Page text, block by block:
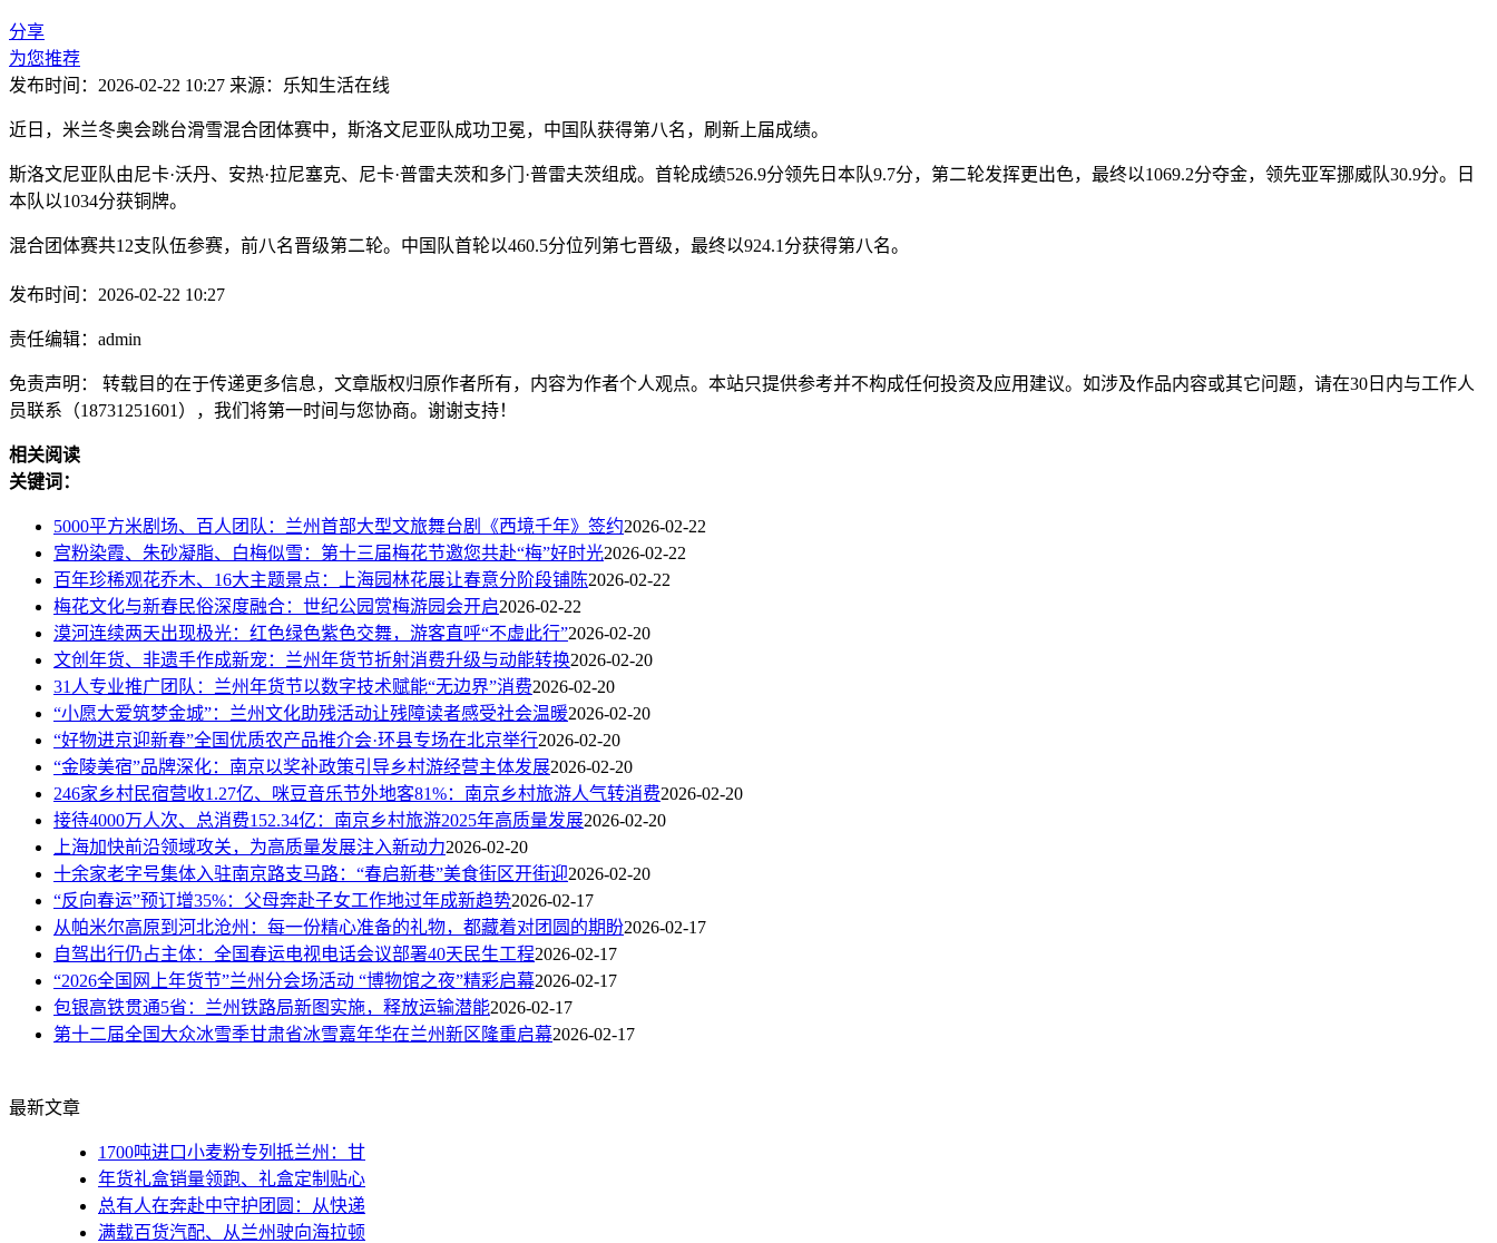
分享
为您推荐
发布时间：2026-02-22 10:27 来源：乐知生活在线
近日，米兰冬奥会跳台滑雪混合团体赛中，斯洛文尼亚队成功卫冕，中国队获得第八名，刷新上届成绩。
斯洛文尼亚队由尼卡·沃丹、安热·拉尼塞克、尼卡·普雷夫茨和多门·普雷夫茨组成。首轮成绩526.9分领先日本队9.7分，第二轮发挥更出色，最终以1069.2分夺金，领先亚军挪威队30.9分。日
本队以1034分获铜牌。
混合团体赛共12支队伍参赛，前八名晋级第二轮。中国队首轮以460.5分位列第七晋级，最终以924.1分获得第八名。
发布时间：2026-02-22 10:27
责任编辑：admin
免责声明： 转载目的在于传递更多信息，文章版权归原作者所有，内容为作者个人观点。本站只提供参考并不构成任何投资及应用建议。如涉及作品内容或其它问题，请在30日内与工作人
员联系（18731251601），我们将第一时间与您协商。谢谢支持！
相关阅读
关键词：
5000平方米剧场、百人团队：兰州首部大型文旅舞台剧《西境千年》签约2026-02-22
宫粉染霞、朱砂凝脂、白梅似雪：第十三届梅花节邀您共赴“梅”好时光2026-02-22
百年珍稀观花乔木、16大主题景点：上海园林花展让春意分阶段铺陈2026-02-22
梅花文化与新春民俗深度融合：世纪公园赏梅游园会开启2026-02-22
漠河连续两天出现极光：红色绿色紫色交舞，游客直呼“不虚此行”2026-02-20
文创年货、非遗手作成新宠：兰州年货节折射消费升级与动能转换2026-02-20
31人专业推广团队：兰州年货节以数字技术赋能“无边界”消费2026-02-20
“小愿大爱筑梦金城”：兰州文化助残活动让残障读者感受社会温暖2026-02-20
“好物进京迎新春”全国优质农产品推介会·环县专场在北京举行2026-02-20
“金陵美宿”品牌深化：南京以奖补政策引导乡村游经营主体发展2026-02-20
246家乡村民宿营收1.27亿、咪豆音乐节外地客81%：南京乡村旅游人气转消费2026-02-20
接待4000万人次、总消费152.34亿：南京乡村旅游2025年高质量发展2026-02-20
上海加快前沿领域攻关，为高质量发展注入新动力2026-02-20
十余家老字号集体入驻南京路支马路：“春启新巷”美食街区开街迎2026-02-20
“反向春运”预订增35%：父母奔赴子女工作地过年成新趋势2026-02-17
从帕米尔高原到河北沧州：每一份精心准备的礼物，都藏着对团圆的期盼2026-02-17
自驾出行仍占主体：全国春运电视电话会议部署40天民生工程2026-02-17
“2026全国网上年货节”兰州分会场活动 “博物馆之夜”精彩启幕2026-02-17
包银高铁贯通5省：兰州铁路局新图实施，释放运输潜能2026-02-17
第十二届全国大众冰雪季甘肃省冰雪嘉年华在兰州新区隆重启幕2026-02-17
最新文章
1700吨进口小麦粉专列抵兰州：甘
年货礼盒销量领跑、礼盒定制贴心
总有人在奔赴中守护团圆：从快递
满载百货汽配、从兰州驶向海拉顿